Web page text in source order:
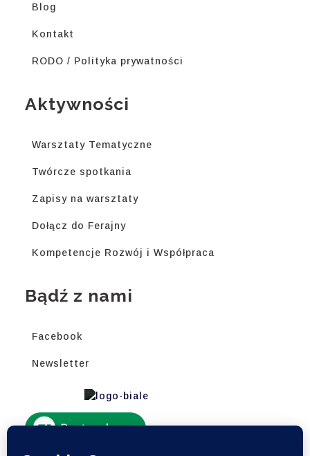
Blog
Kontakt
RODO / Polityka prywatności
Aktywności
Warsztaty Tematyczne
Twórcze spotkania
Zapisy na warsztaty
Dołącz do Ferajny
Kompetencje Rozwój i Współpraca
Bądź z nami
Facebook
Newsletter